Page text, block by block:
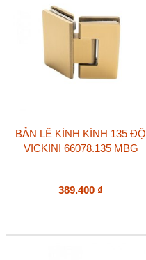
BẢN LỀ KÍNH KÍNH 135 ĐỘ
VICKINI 66078.135 MBG
389.400 ₫